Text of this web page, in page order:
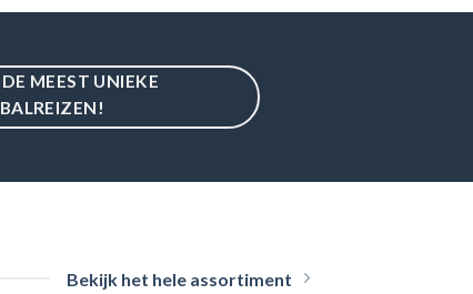
MEEST UNIEKE
Bekijk het hele assortiment